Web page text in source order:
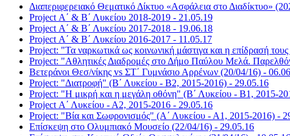
Διαπεριφερειακό Θεματικό Δίκτυο «Ασφάλεια στο Διαδίκτυο»
Project Α΄ & Β΄ Λυκείου 2018-2019 - 21.05.19
Project Α΄ & Β΄ Λυκείου 2017-2018 - 19.06.18
Project Α΄ & Β΄ Λυκείου 2016-2017 - 11.05.17
Project: "Τα ναρκωτικά ως κοινωνική μάστιγα και η επίδρασή
Project: "Αθλητικές Διαδρομές στο Δήμο Παύλου Μελά.
Βετεράνοι Θεσ/νίκης vs ΣΤ΄ Γυμνάσιο Αρρένων (20/04/16) -
Project: "Διατροφή" (Β΄ Λυκείου - Β2, 2015-2016) - 29.05.16
Project: "Η μικρή και η μεγάλη οθόνη" (Β΄ Λυκείου - Β1, 2015-
Project Α΄ Λυκείου - Α2, 2015-2016 - 29.05.16
Project: "Βία και Σωφρονισμός" (Α΄ Λυκείου - Α1, 2015-2016) -
Επίσκεψη στο Ολυμπιακό Μουσείο (22/04/16) - 29.05.16